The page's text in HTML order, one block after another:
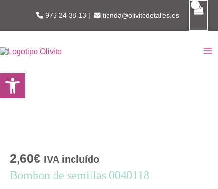
contenido
976 24 38 13 tienda@olivitodetalles.es
2,60€ IVA incluído
Bombon de semillas 0040118
Abrir barra de herramientas